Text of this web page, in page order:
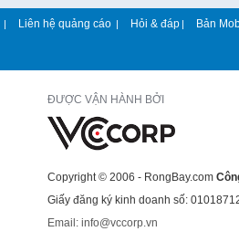
| Liên hệ quảng cáo | Hỏi & đáp | Bản
ĐƯỢC VẬN HÀNH BỞI
Copyright © 2006 - RongBay.com
Giấy đăng ký kinh doanh số:
Email: info@vccorp.vn